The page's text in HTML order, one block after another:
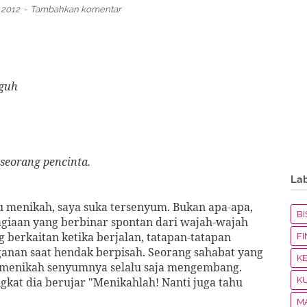
Tambahkan komentar
pencinta.
saya suka tersenyum. Bukan apa-apa,
yang berbinar spontan dari wajah-wajah
berkaitan ketika berjalan, tatapan-tatapan
saat hendak berpisah. Seorang sahabat yang
senyumnya selalu saja mengembang.
dia berujar "Menikahlah! Nanti juga tahu